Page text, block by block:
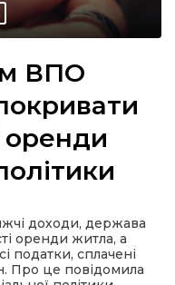
ВПО
оренди
доходи, держава
оренди житла, а
податки, сплачені
Про це повідомила